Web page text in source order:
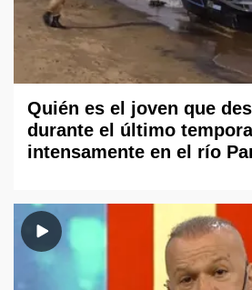
Quién es el joven que
durante el último
intensamente en el río